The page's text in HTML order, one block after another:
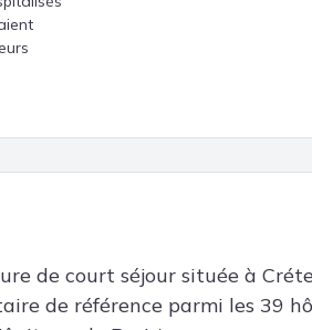
de court séjour située à
de référence parmi les 39